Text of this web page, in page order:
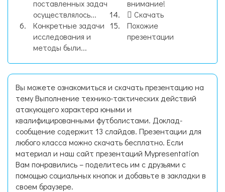
поставленных задач
осуществлялось...
Конкретные задачи
исследования и
методы были...
внимание!
Скачать
Похожие
презентации
Вы можете ознакомиться и скачать презентацию на
тему Выполнение технико-тактических действий
атакующего характера юными и
квалифицированными футболистами. Доклад-
сообщение содержит 13 слайдов. Презентации для
любого класса можно скачать бесплатно. Если
материал и наш сайт презентаций Mypresentation
Вам понравились – поделитесь им с друзьями с
помощью социальных кнопок и добавьте в закладки в
своем браузере.